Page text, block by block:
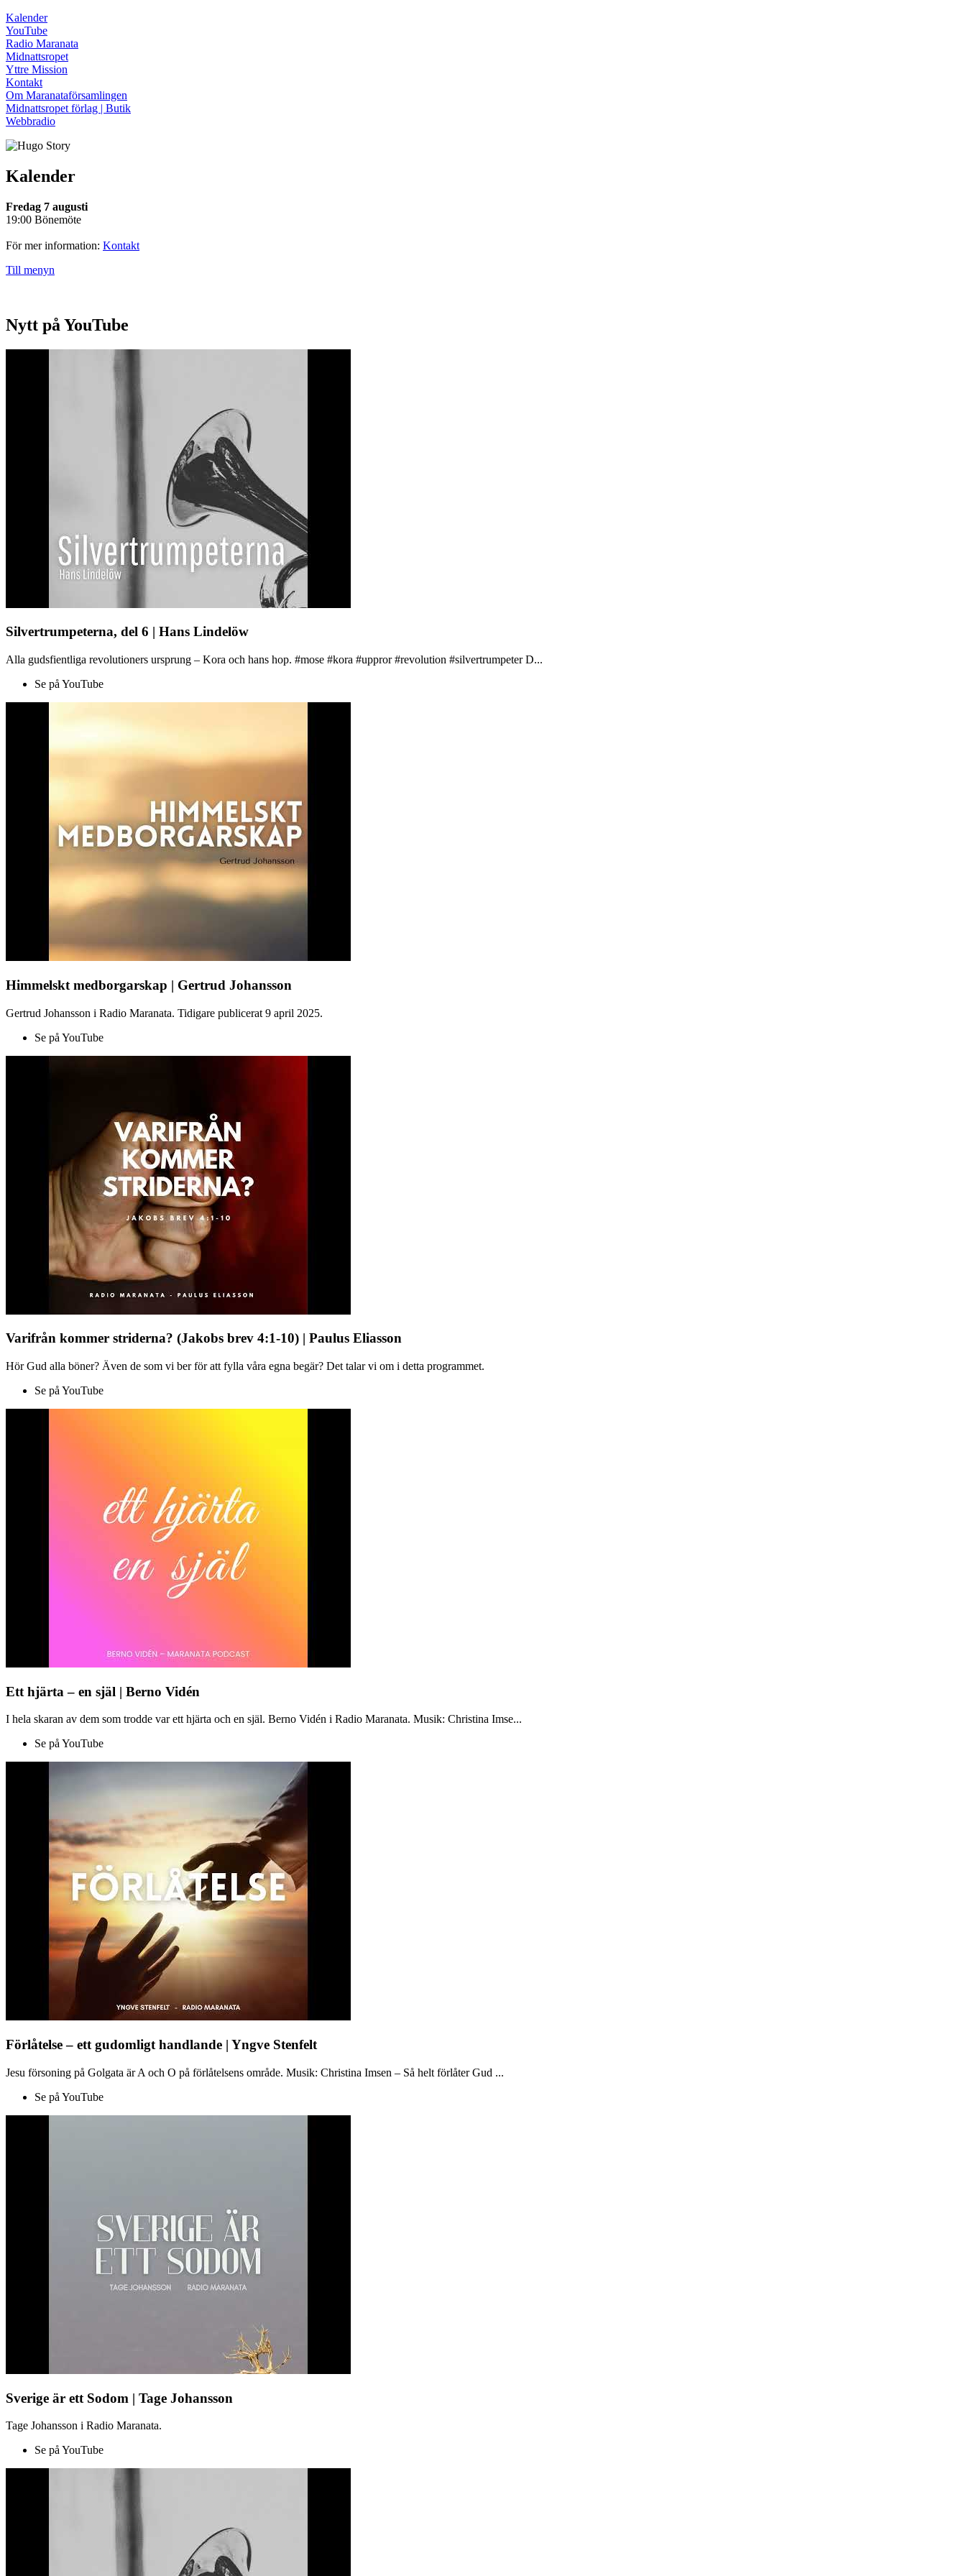
Kalender
YouTube
Radio Maranata
Midnattsropet
Yttre Mission
Kontakt
Om Maranataförsamlingen
Midnattsropet förlag | Butik
Webbradio
Kalender
Fredag 7 augusti
19:00 Bönemöte
För mer information: Kontakt
Till menyn
Nytt på YouTube
Silvertrumpeterna, del 6 | Hans Lindelöw
Alla gudsfientliga revolutioners ursprung – Kora och hans hop. #mose #kora #uppror #revolution #silvertrumpeter D...
Se på YouTube
Himmelskt medborgarskap | Gertrud Johansson
Gertrud Johansson i Radio Maranata. Tidigare publicerat 9 april 2025.
Se på YouTube
Varifrån kommer striderna? (Jakobs brev 4:1-10) | Paulus Eliasson
Hör Gud alla böner? Även de som vi ber för att fylla våra egna begär? Det talar vi om i detta programmet.
Se på YouTube
Ett hjärta – en själ | Berno Vidén
I hela skaran av dem som trodde var ett hjärta och en själ. Berno Vidén i Radio Maranata. Musik: Christina Imse...
Se på YouTube
Förlåtelse – ett gudomligt handlande | Yngve Stenfelt
Jesu försoning på Golgata är A och O på förlåtelsens område. Musik: Christina Imsen – Så helt förlåter Gud ...
Se på YouTube
Sverige är ett Sodom | Tage Johansson
Tage Johansson i Radio Maranata.
Se på YouTube